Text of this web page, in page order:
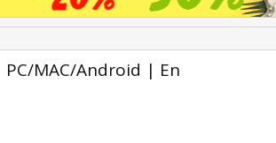
MAC/Android | En